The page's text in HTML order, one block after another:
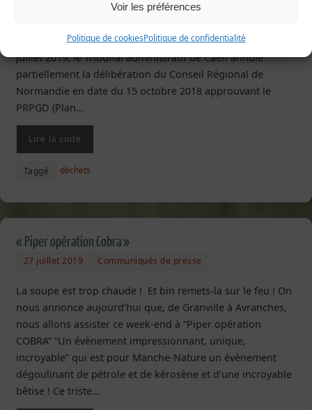
Voir les préférences
Politique de cookiesPolitique de confidentialité
justice : la région
copie ! Par jugement du 4
juillet 2019, le Tribunal administratif de Caen annule
partiellement la délibération du Conseil Régional de
Normandie en date du 15 octobre 2018 approuvant le
PRPGD (Plan…
Lire la suite
Taggé déchets
« Piper opération Cobra »
27 juillet 2019 Communiqués de presse
La soupe est trop chaude ! Et bin remets-la sur le feu ! On
nous annonce aujourd’hui que, de Granville à Avranches,
nous allons assister ce week-end à “Piper opération
COBRA” “Un évènement impressionnant, unique,
incroyable” qui est pour Manche-Nature un évènement
dégoulinant de pétrole et de kérosène et d’une incroyable
bêtise ! Ce triste…